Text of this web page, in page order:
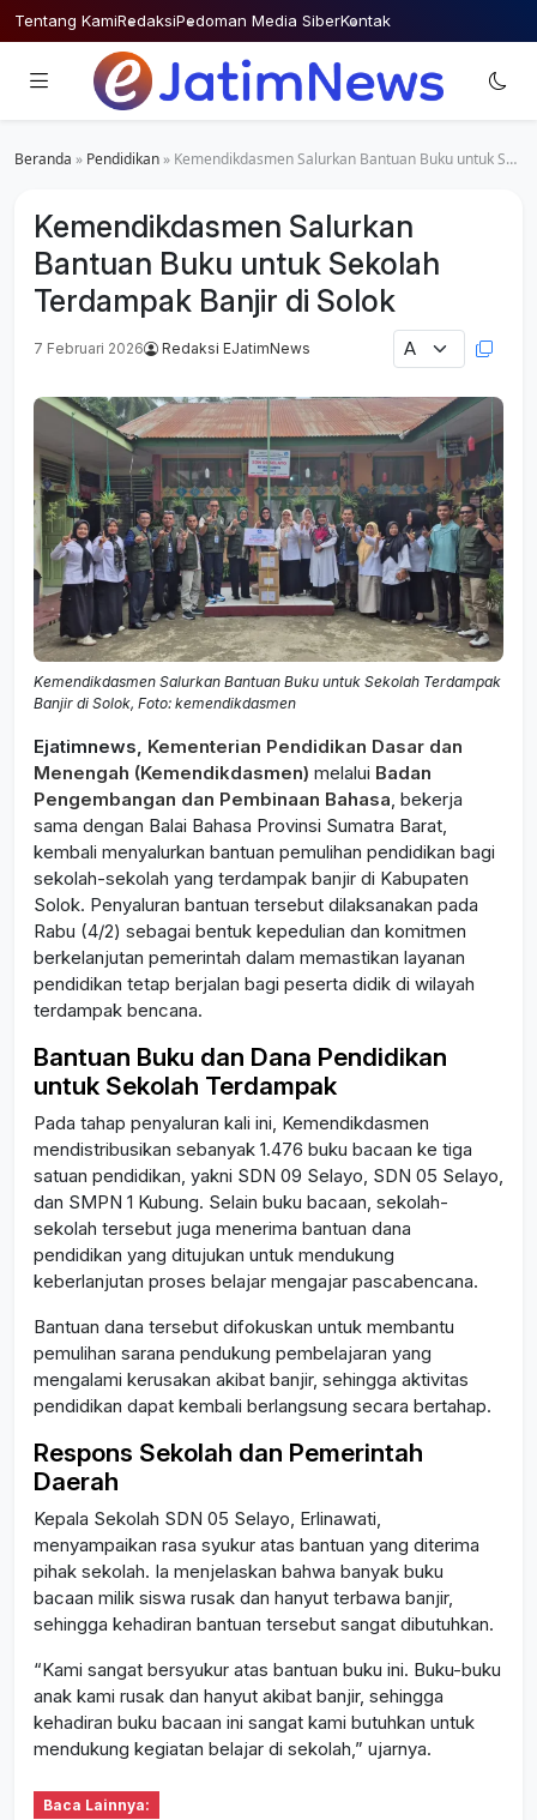
Skip
to
Tentang KamiRedaksiPedoman Media SiberKontak
Beranda » Pendidikan» Kemendikdasmen Salurkan Bantuan Buku untuk Sekolah Terdampak Banjir di Solok
Kemendikdasmen Salurkan
Bantuan Buku untuk Sekolah
Terdampak Banjir di Solok
7 Februari 2026 Redaksi EJatimNews
Kemendikdasmen Salurkan Bantuan Buku untuk Sekolah Terdampak
Banjir di Solok, Foto: kemendikdasmen
Ejatimnews, Kementerian Pendidikan Dasar dan
Menengah (Kemendikdasmen) melalui Badan
Pengembangan dan Pembinaan Bahasa , bekerja
sama dengan Balai Bahasa Provinsi Sumatra Barat,
kembali menyalurkan bantuan pemulihan pendidikan bagi
sekolah-sekolah yang terdampak banjir di Kabupaten
Solok. Penyaluran bantuan tersebut dilaksanakan pada
Rabu (4/2) sebagai bentuk kepedulian dan komitmen
berkelanjutan pemerintah dalam memastikan layanan
pendidikan tetap berjalan bagi peserta didik di wilayah
terdampak bencana.
Bantuan Buku dan Dana Pendidikan
untuk Sekolah Terdampak
Pada tahap penyaluran kali ini, Kemendikdasmen
mendistribusikan sebanyak 1.476 buku bacaan ke tiga
satuan pendidikan, yakni SDN 09 Selayo, SDN 05 Selayo,
dan SMPN 1 Kubung. Selain buku bacaan, sekolah-
sekolah tersebut juga menerima bantuan dana
pendidikan yang ditujukan untuk mendukung
keberlanjutan proses belajar mengajar pascabencana.
Bantuan dana tersebut difokuskan untuk membantu
pemulihan sarana pendukung pembelajaran yang
mengalami kerusakan akibat banjir, sehingga aktivitas
pendidikan dapat kembali berlangsung secara bertahap.
Respons Sekolah dan Pemerintah
Daerah
Kepala Sekolah SDN 05 Selayo, Erlinawati,
menyampaikan rasa syukur atas bantuan yang diterima
pihak sekolah. Ia menjelaskan bahwa banyak buku
bacaan milik siswa rusak dan hanyut terbawa banjir,
sehingga kehadiran bantuan tersebut sangat dibutuhkan.
“Kami sangat bersyukur atas bantuan buku ini. Buku-buku
anak kami rusak dan hanyut akibat banjir, sehingga
kehadiran buku bacaan ini sangat kami butuhkan untuk
mendukung kegiatan belajar di sekolah,” ujarnya.
Baca Lainnya: